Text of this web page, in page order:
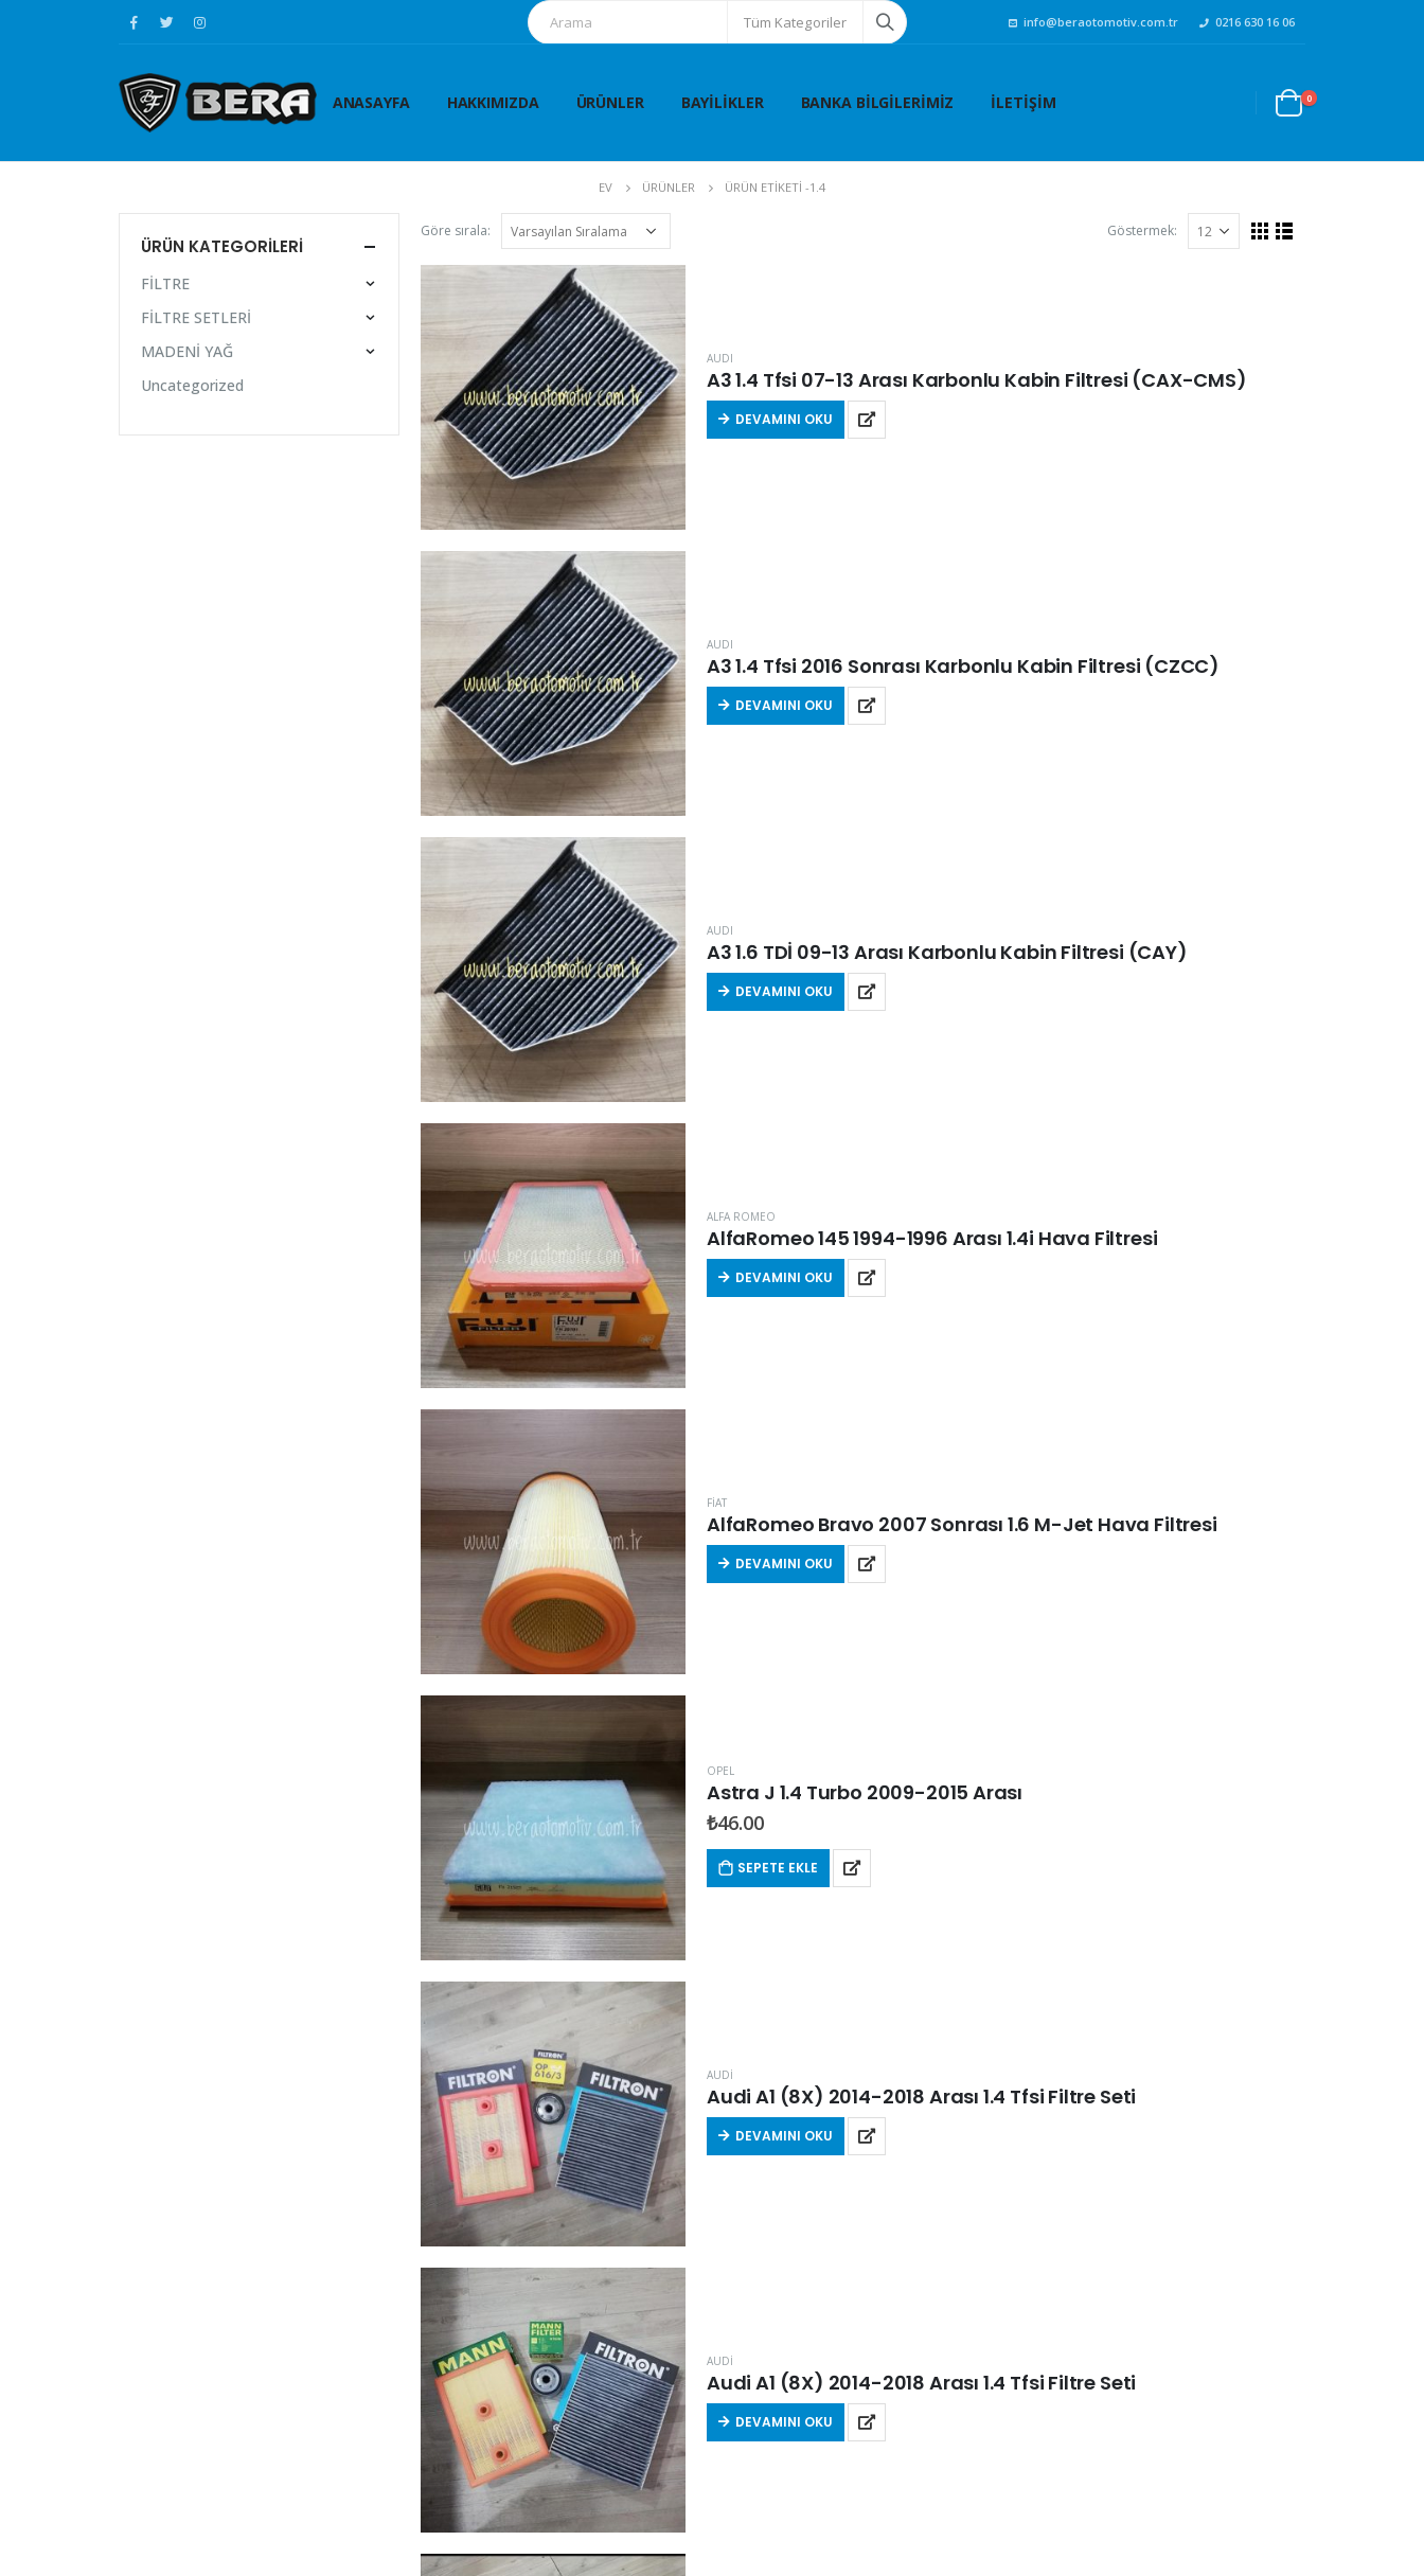
Tüm Kategoriler info@beraotomotiv.com.tr 0216 630 16 06
ANASAYFA HAKKIMIZDA ÜRÜNLER BAYILIKLER BANKA BILGILERIMIZ İLETIŞIM 0
EV ÜRÜNLER ÜRÜN ETIKETI -1.4
Göre sırala: Göstermek:
AUDI
A3 1.4 Tfsi 07-13 Arası Karbonlu Kabin Filtresi (CAX-CMS)
DEVAMINI OKU
AUDI
A3 1.4 Tfsi 2016 Sonrası Karbonlu Kabin Filtresi (CZCC)
DEVAMINI OKU
AUDI
A3 1.6 TDİ 09-13 Arası Karbonlu Kabin Filtresi (CAY)
DEVAMINI OKU
ALFA ROMEO
AlfaRomeo 145 1994-1996 Arası 1.4i Hava Filtresi
DEVAMINI OKU
FİAT
AlfaRomeo Bravo 2007 Sonrası 1.6 M-Jet Hava Filtresi
DEVAMINI OKU
OPEL
Astra J 1.4 Turbo 2009-2015 Arası
₺46.00
SEPETE EKLE
AUDİ
Audi A1 (8X) 2014-2018 Arası 1.4 Tfsi Filtre Seti
DEVAMINI OKU
AUDİ
Audi A1 (8X) 2014-2018 Arası 1.4 Tfsi Filtre Seti
DEVAMINI OKU
ÜRÜN KATEGORILERI
FİLTRE
FİLTRE SETLERİ
MADENİ YAĞ
Uncategorized